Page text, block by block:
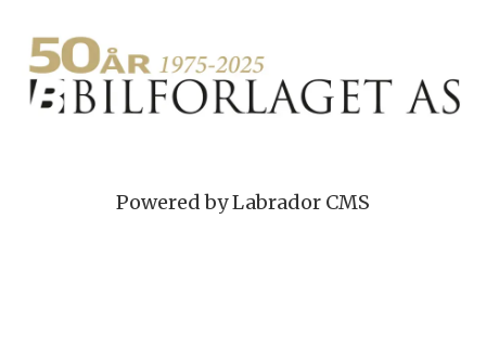
Powered by Labrador CMS